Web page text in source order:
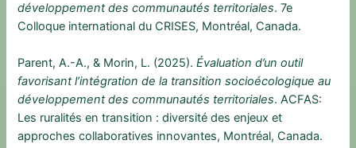
développement des communautés territoriales. 7e
Colloque international du CRISES, Montréal, Canada.
Parent, A.-A., & Morin, L. (2025).Évaluation d’un outil
favorisant l’intégration de la transition socioécologique au
développement des communautés territoriales. ACFAS:
Les ruralités en transition : diversité des enjeux et
approches collaboratives innovantes, Montréal, Canada.